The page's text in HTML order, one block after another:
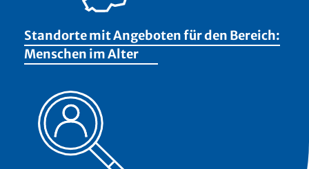
Standorte mit Angeboten für den Bereich:
Menschen im Alter